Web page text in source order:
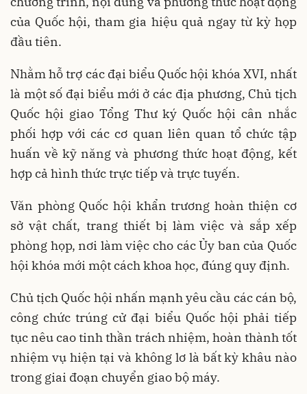
của Quốc hội, tham gia hiệu quả ngay từ kỳ họp
đầu tiên.
Nhằm hỗ trợ các đại biểu Quốc hội khóa XVI, nhất
là một số đại biểu mới ở các địa phương, Chủ tịch
Quốc hội giao Tổng Thư ký Quốc hội cân nhắc
phối hợp với các cơ quan liên quan tổ chức tập
huấn về kỹ năng và phương thức hoạt động, kết
hợp cả hình thức trực tiếp và trực tuyến.
Văn phòng Quốc hội khẩn trương hoàn thiện cơ
sở vật chất, trang thiết bị làm việc và sắp xếp
phòng họp, nơi làm việc cho các Ủy ban của Quốc
hội khóa mới một cách khoa học, đúng quy định.
Chủ tịch Quốc hội nhấn mạnh yêu cầu các cán bộ,
công chức trúng cử đại biểu Quốc hội phải tiếp
tục nêu cao tinh thần trách nhiệm, hoàn thành tốt
nhiệm vụ hiện tại và không lơ là bất kỳ khâu nào
trong giai đoạn chuyển giao bộ máy.